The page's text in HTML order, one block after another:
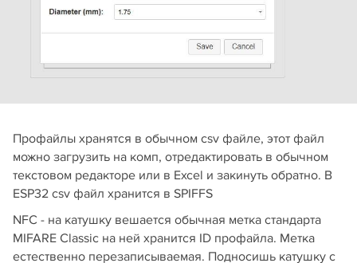
Профайлы хранятся в обычном csv файле, этот файл
можно загрузить на комп, отредактировать в обычном
текстовом редакторе или в Excel и закинуть обратно. В
ESP32 csv файл хранится в SPIFFS
NFC - на катушку вешается обычная метка стандарта
MIFARE Classic на ней хранится ID профайла. Метка
естественно перезаписываемая. Подносишь катушку с